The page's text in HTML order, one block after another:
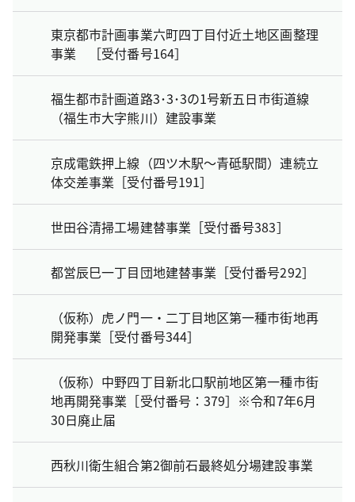
東京都市計画事業六町四丁目付近土地区画整理
事業 ［受付番号164］
福生都市計画道路3･3･3の1号新五日市街道線
（福生市大字熊川）建設事業
京成電鉄押上線（四ツ木駅～青砥駅間）連続立
体交差事業［受付番号191］
世田谷清掃工場建替事業［受付番号383］
都営辰巳一丁目団地建替事業［受付番号292］
（仮称）虎ノ門一・二丁目地区第一種市街地再
開発事業［受付番号344］
（仮称）中野四丁目新北口駅前地区第一種市街
地再開発事業［受付番号：379］※令和7年6月
30日廃止届
西秋川衛生組合第2御前石最終処分場建設事業